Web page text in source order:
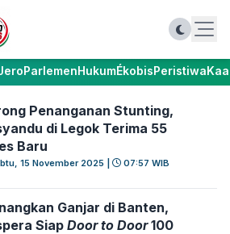
ParlemenHukumÉkobisPeristiwa
Penanganan Stunting,
di Legok Terima 55
Baru
15 November 2025 | 07:57 WIB
Ganjar di Banten,
Siap Door to Door100